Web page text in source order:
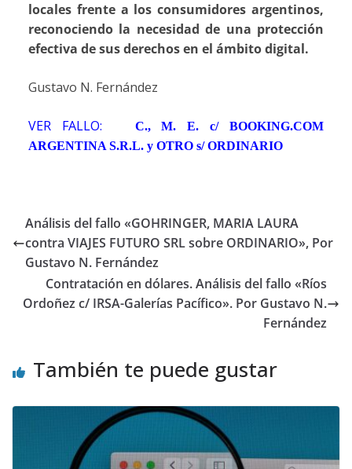
locales frente a los consumidores argentinos,
reconociendo la necesidad de una protección
efectiva de sus derechos en el ámbito digital.
Gustavo N. Fernández
VER FALLO:
C., M. E. c/ BOOKING.COM
ARGENTINA S.R.L. y OTRO s/ ORDINARIO
Análisis del fallo «GOHRINGER, MARIA LAURA
contra VIAJES FUTURO SRL sobre ORDINARIO», Por
Gustavo N. Fernández
Contratación en dólares. Análisis del fallo «Ríos
Ordoñez c/ IRSA-Galerías Pacífico». Por Gustavo N.
Fernández
También te puede gustar